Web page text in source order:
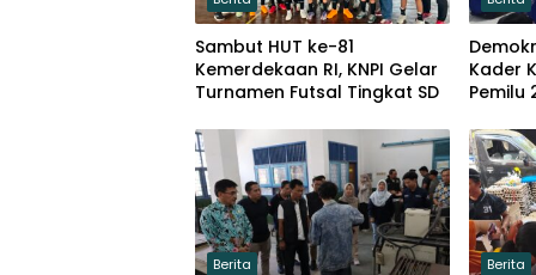
Sambut HUT ke-81
Kemerdekaan RI, KNPI Gelar
Turnamen Futsal Tingkat SD
Kader
Pemilu
Berita Berita